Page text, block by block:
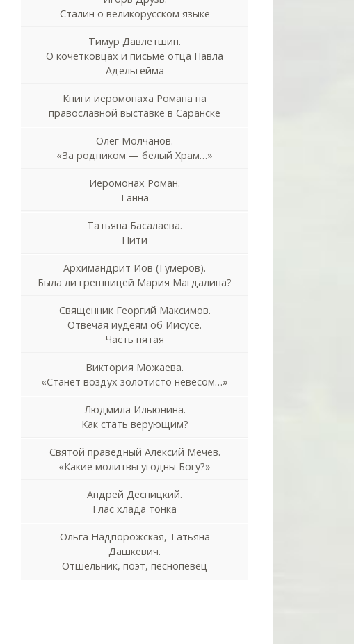
Сталин о великорусском языке
Тимур Давлетшин.
О кочетковцах и письме отца Павла
Адельгейма
Книги иеромонаха Романа на
православной выставке в Саранске
Олег Молчанов.
«За родником — белый Храм…»
Иеромонах Роман.
Ганна
Татьяна Басалаева.
Нити
Архимандрит Иов (Гумеров).
Была ли грешницей Мария Магдалина?
Священник Георгий Максимов.
Отвечая иудеям об Иисусе.
Часть пятая
Виктория Можаева.
«Станет воздух золотисто невесом…»
Людмила Ильюнина.
Как стать верующим?
Святой праведный Алексий Мечёв.
«Какие молитвы угодны Богу?»
Андрей Десницкий.
Глас хлада тонка
Ольга Надпорожская, Татьяна
Дашкевич.
Отшельник, поэт, песнопевец